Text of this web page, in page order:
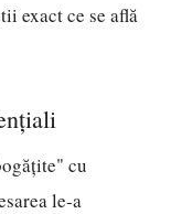
exact ce se află
cu
le-a